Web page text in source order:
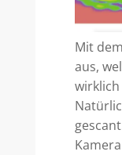
Mit
aus,
wirklich